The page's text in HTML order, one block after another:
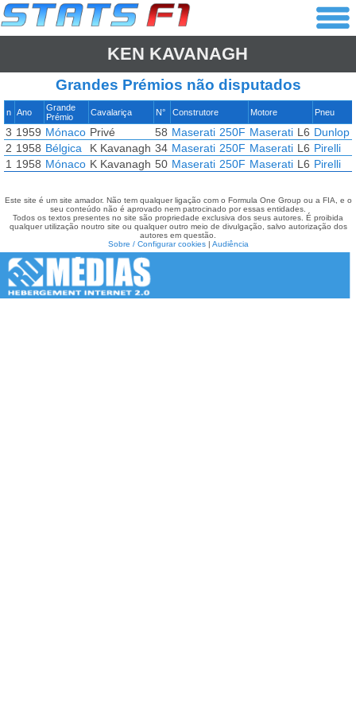
KEN KAVANAGH
Grandes Prémios não disputados
n Ano
Grande
Prémio
Cavalariça N° Construtore Motore Pneu
3 1959 Mónaco Privé 58 Maserati 250F Maserati L6 Dunlop
2 1958 Bélgica K Kavanagh 34 Maserati 250F Maserati L6 Pirelli
1 1958 Mónaco K Kavanagh 50 Maserati 250F Maserati L6 Pirelli
Este site é um site amador. Não tem qualquer ligação com o Formula One Group ou a FIA, e o
seu conteúdo não é aprovado nem patrocinado por essas entidades.
Todos os textos presentes no site são propriedade exclusiva dos seus autores. É proibida
qualquer utilização noutro site ou qualquer outro meio de divulgação, salvo autorização dos
autores em questão.
Sobre / Configurar cookies| Audiência